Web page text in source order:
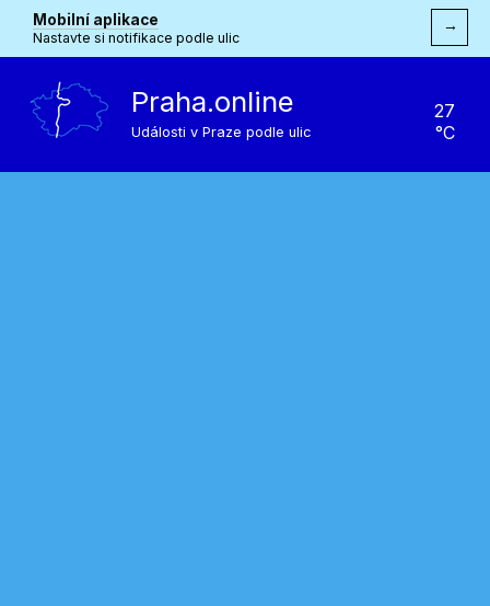
Mobilní aplikace
Nastavte si notifikace podle ulic
→
Praha.online
Události v Praze podle ulic
27
°C